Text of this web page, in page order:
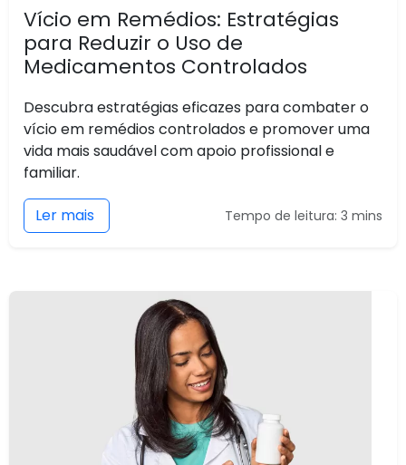
Vício em Remédios: Estratégias
para Reduzir o Uso de
Medicamentos Controlados
Descubra estratégias eficazes para combater o
vício em remédios controlados e promover uma
vida mais saudável com apoio profissional e
familiar.
Ler mais Tempo de leitura: 3 mins